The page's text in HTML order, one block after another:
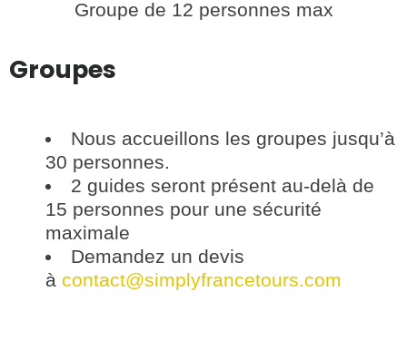
Groupe de 12 personnes max
Groupes
Nous accueillons les groupes jusqu’à
30 personnes.
2 guides seront présent au-delà de
15 personnes pour une sécurité
maximale
Demandez un devis
à contact@simplyfrancetours.com